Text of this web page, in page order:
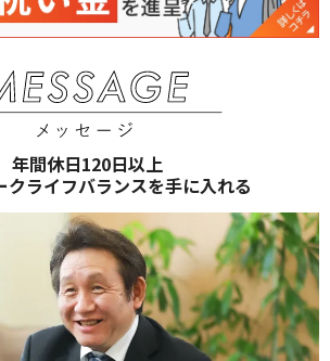
年間休日120日以上
クライフバランスを手に入れる